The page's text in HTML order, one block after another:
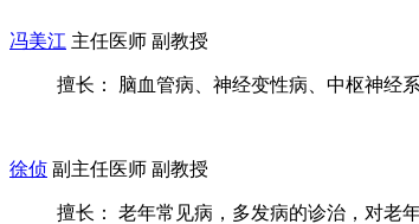
冯美江 主任医师 副教授
擅长： 脑血管病、神经变性病、中枢神经
徐侦 副主任医师 副教授
擅长： 老年常见病，多发病的诊治，对老